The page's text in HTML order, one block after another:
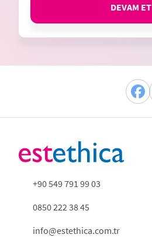
DEVAM ET
+90 549 791 99 03
0850 222 38 45
info@estethica.com.tr